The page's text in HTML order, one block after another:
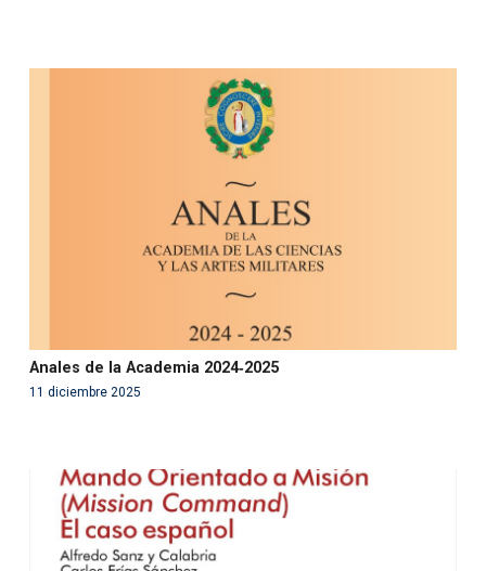
: Use of undefined constant php - assumed
'php' (this will throw an Error in a future version of PHP)
/var/www/acami.es/wp-
content/themes/fundcami/page-publicaciones.php
Anales de la Academia 2024‑2025
11 diciembre 2025
Warning: Use of undefined constant php - assumed
'php' (this will throw an Error in a future version of PHP)
/var/www/acami.es/wp-
content/themes/fundcami/page-publicaciones.php